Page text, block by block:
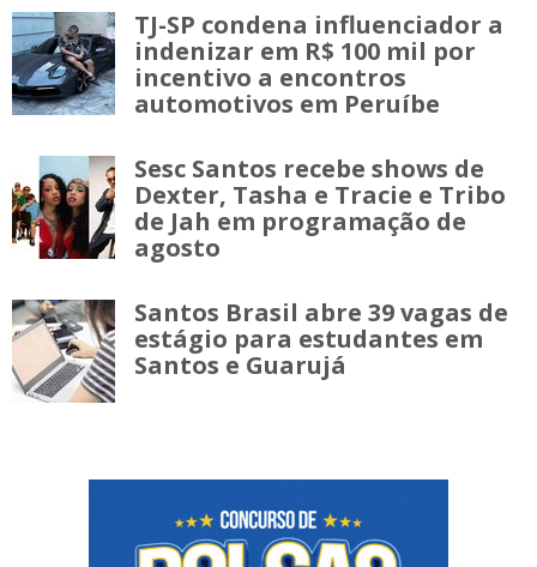
TJ-SP condena influenciador a
indenizar em R$ 100 mil por
incentivo a encontros
automotivos em Peruíbe
Sesc Santos recebe shows de
Dexter, Tasha e Tracie e Tribo
de Jah em programação de
agosto
Santos Brasil abre 39 vagas de
estágio para estudantes em
Santos e Guarujá